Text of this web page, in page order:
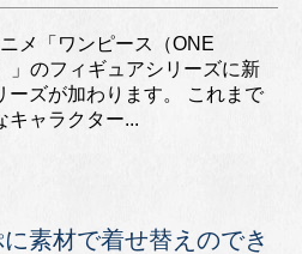
メ「ワンピース（ONE
」のフィギュアシリーズに新
ーズが加わります。 これまで
キャラクター...
素材で着せ替えのでき